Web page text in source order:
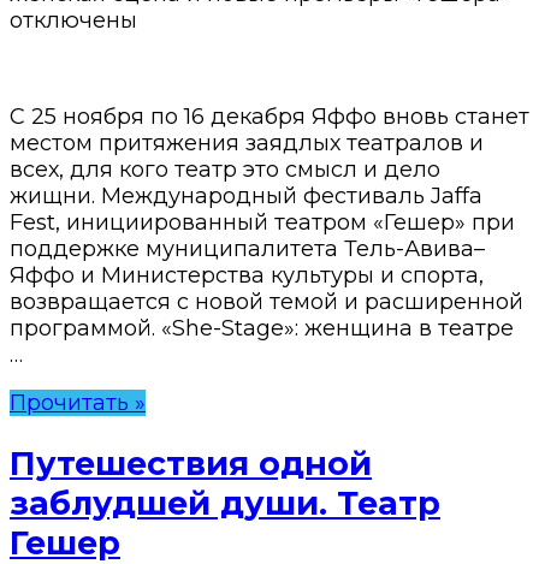
отключены
С 25 ноября по 16 декабря Яффо вновь станет
местом притяжения заядлых театралов и
всех, для кого театр это смысл и дело
жищни. Международный фестиваль Jaffa
Fest, инициированный театром «Гешер» при
поддержке муниципалитета Тель-Авива–
Яффо и Министерства культуры и спорта,
возвращается с новой темой и расширенной
программой. «She-Stage»: женщина в театре
…
Прочитать »
Путешествия одной
заблудшей души. Театр
Гешер